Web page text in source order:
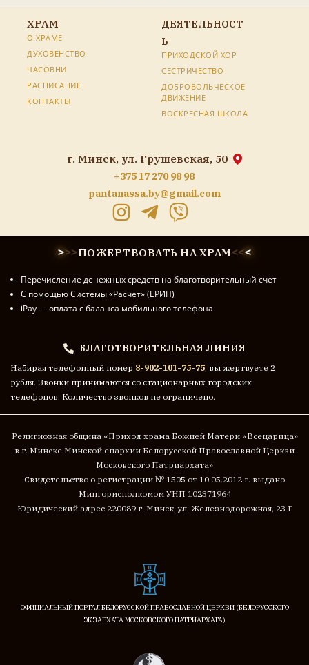
ХРАМ
О ХРАМЕ
ДУХОВЕНСТВО
ЧАСОВНИ
РАСПИСАНИЕ
КОНТАКТЫ
ДЕЯТЕЛЬНОСТ
Ь
ПРИХОДСКОЙ ХОР
СЕСТРИЧЕСТВО
ДОБРОВОЛЬЧЕСКОЕ
ДВИЖЕНИЕ
ВОСКРЕСНАЯ ШКОЛА
г. Минск, ул. Грушевская, 50
+375 17 270 98 98
pantanassa.by@gmail.com
>>>ПОЖЕРТВОВАТЬ НА ХРАМ<<<
Перечисление денежных средств на благотворительный счет
С помощью Системы «Расчет» (ЕРИП)
iPay — оплата с баланса мобильного телефона
БЛАГОТВОРИТЕЛЬНАЯ ЛИНИЯ
Набирая телефонный номер 8-902-101-75-75, вы жертвуете 2
рубля. Звонки принимаются со стационарных городских
телефонов. Количество звонков не ограничено.
Религиозная община «Приход храма Божией Матери «Всецарица»
в г. Минске Минской епархии Белорусской Православной Церкви
Московского Патриархата»
Cвидетельство о регистрации № 1505 от 10.05.2012 г. выдано
Мингорисполкомом УНП 102371964
Юридический адрес 220089 г. Минск, ул. Железнодорожная, 23 Г
ОФИЦИАЛЬНЫЙ ПОРТАЛ БЕЛОРУССКОЙ ПРАВОСЛАВНОЙ ЦЕРКВИ (БЕЛОРУССКОГО
ЭКЗАРХАТА МОСКОВСКОГО ПАТРИАРХАТА)